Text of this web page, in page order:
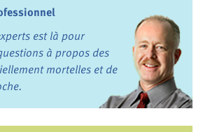
est là pour
à propos des
mortelles et de